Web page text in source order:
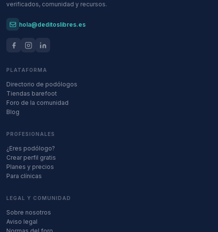
verificados, comunidad y recursos.
hola@deditoslibres.es
PLATAFORMA
Directorio de podólogos
Tiendas barefoot
Foro de la comunidad
Blog
PROFESIONALES
¿Eres podólogo?
Crear perfil gratis
Planes y precios
Para clínicas
LEGAL Y COMUNIDAD
Sobre nosotros
Aviso legal